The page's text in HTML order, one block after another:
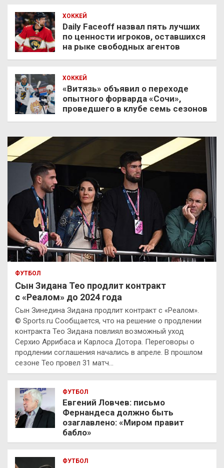
ХОККЕЙ
Daily Faceoff назвал пять лучших
по ценности игроков, оставшихся
на рыке свободных агентов
ХОККЕЙ
«Витязь» объявил о переходе
опытного форварда «Сочи»,
проведшего в клубе семь сезонов
ФУТБОЛ
Сын Зидана Тео продлит контракт
с «Реалом» до 2024 года
Сын Зинедина Зидана продлит контракт с «Реалом».
© Sports.ru Сообщается, что на решение о продлении
контракта Тео Зидана повлиял возможный уход
Серхио Аррибаса и Карлоса Дотора. Переговоры о
продлении соглашения начались в апреле. В прошлом
сезоне Тео провел 31 матч…
ФУТБОЛ
Евгений Ловчев: письмо
Фернандеса должно быть
озаглавлено: «Миром правит
бабло»
ФУТБОЛ